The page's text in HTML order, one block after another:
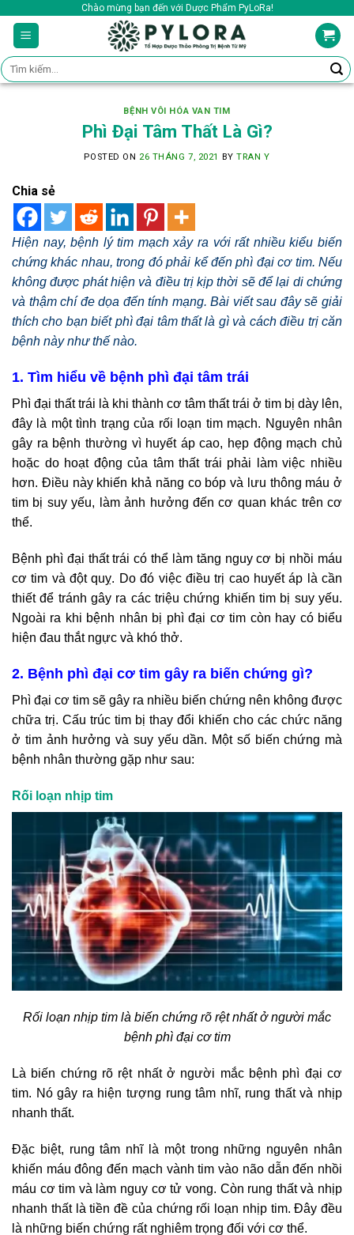
content
Chào mừng bạn đến với Dược Phẩm PyLoRa!
Tìm
kiếm:
BỆNH VÔI HÓA VAN TIM
Phì Đại Tâm Thất Là Gì?
POSTED ON 26 THÁNG 7, 2021 BYTRAN Y
Chia sẻ
Hiện nay, bệnh lý tim mạch xảy ra với rất nhiều kiểu biến
chứng khác nhau, trong đó phải kể đến phì đại cơ tim. Nếu
không được phát hiện và điều trị kịp thời sẽ để lại di chứng
và thậm chí đe dọa đến tính mạng. Bài viết sau đây sẽ giải
thích cho bạn biết phì đại tâm thất là gì và cách điều trị căn
bệnh này như thế nào.
1. Tìm hiểu về bệnh phì đại tâm trái
Phì đại thất trái là khi thành cơ tâm thất trái ở tim bị dày lên,
đây là một tình trạng của rối loạn tim mạch. Nguyên nhân
gây ra bệnh thường vì huyết áp cao, hẹp động mạch chủ
hoặc do hoạt động của tâm thất trái phải làm việc nhiều
hơn. Điều này khiến khả năng co bóp và lưu thông máu ở
tim bị suy yếu, làm ảnh hưởng đến cơ quan khác trên cơ
thể.
Bệnh phì đại thất trái có thể làm tăng nguy cơ bị nhồi máu
cơ tim và đột quỵ. Do đó việc điều trị cao huyết áp là cần
thiết để tránh gây ra các triệu chứng khiến tim bị suy yếu.
Ngoài ra khi bệnh nhân bị phì đại cơ tim còn hay có biểu
hiện đau thắt ngực và khó thở.
2. Bệnh phì đại cơ tim gây ra biến chứng gì?
Phì đại cơ tim sẽ gây ra nhiều biến chứng nên không được
chữa trị. Cấu trúc tim bị thay đổi khiến cho các chức năng
ở tim ảnh hưởng và suy yếu dần. Một số biến chứng mà
bệnh nhân thường gặp như sau:
Rối loạn nhịp tim
Rối loạn nhịp tim là biến chứng rõ rệt nhất ở người mắc
bệnh phì đại cơ tim
Là biến chứng rõ rệt nhất ở người mắc bệnh phì đại cơ
tim. Nó gây ra hiện tượng rung tâm nhĩ, rung thất và nhịp
nhanh thất.
Đặc biệt, rung tâm nhĩ là một trong những nguyên nhân
khiến máu đông đến mạch vành tim vào não dẫn đến nhồi
máu cơ tim và làm nguy cơ tử vong. Còn rung thất và nhịp
nhanh thất là tiền đề của chứng rối loạn nhịp tim. Đây đều
là những biến chứng rất nghiêm trọng đối với cơ thể.